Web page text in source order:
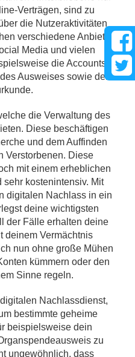
Verträgen, sind zu
die Nutzeraktivitäten
verschiedene Anbieter
Media und vielen
die Accounts
Ausweises sowie der
die Verwaltung des
Diese beschäftigen
und dem Auffinden
Verstorbenen. Diese
mit einem erheblichen
kostenintensiv. Mit
digitalen Nachlass in ein
deine wichtigsten
der Fälle erhalten deine
deinem Vermächtnis
nun ohne große Mühen
kümmern oder den
Sinne regeln.
Nachlassdienst,
bestimmte geheime
beispielsweise dein
zu
ungewöhnlich, dass